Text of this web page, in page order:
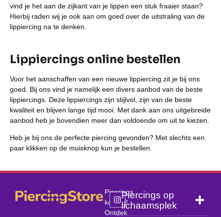
vind je het aan de zijkant van je lippen een stuk fraaier staan?
Hierbij raden wij je ook aan om goed over de uitstraling van de
lippiercing na te denken.
Lippiercings online bestellen
Voor het aanschaffen van een nieuwe lippiercing zit je bij ons
goed. Bij ons vind je namelijk een divers aanbod van de beste
lippiercings. Deze lippiercings zijn stijlvol, zijn van de beste
kwaliteit en blijven lange tijd mooi. Met dank aan ons uitgebreide
aanbod heb je bovendien meer dan voldoende om uit te kiezen.
Heb je bij ons de perfecte piercing gevonden? Met slechts een
paar klikken op de muisknop kun je bestellen.
Piercings
kopen?
Ontdek
Piercings op
lichaamsplek